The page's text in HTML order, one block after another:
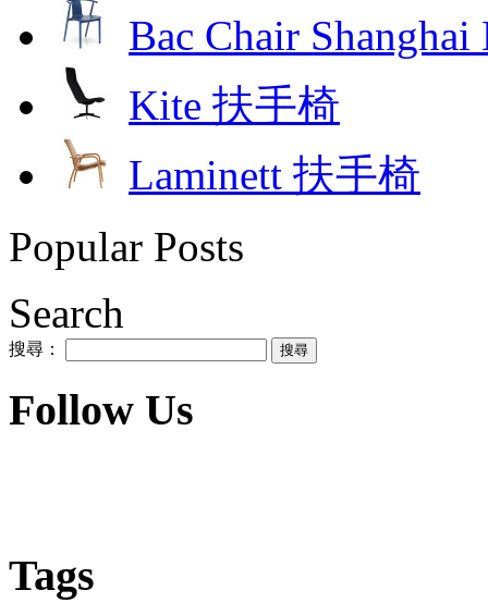
Bac Chair
Kite 扶手椅
Laminett 扶手椅
Popular Posts
Search
搜尋：
Follow Us
Tags